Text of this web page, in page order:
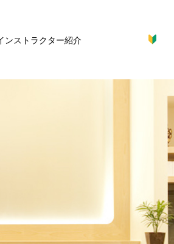
ンストラクター紹介